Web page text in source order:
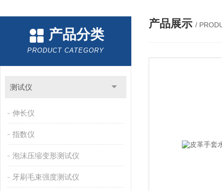
产品分类
PRODUCT CATEGORY
测试仪
伸长仪
指数仪
泡沫压缩变形测试仪
牙刷毛束强度测试仪
产品展示 /